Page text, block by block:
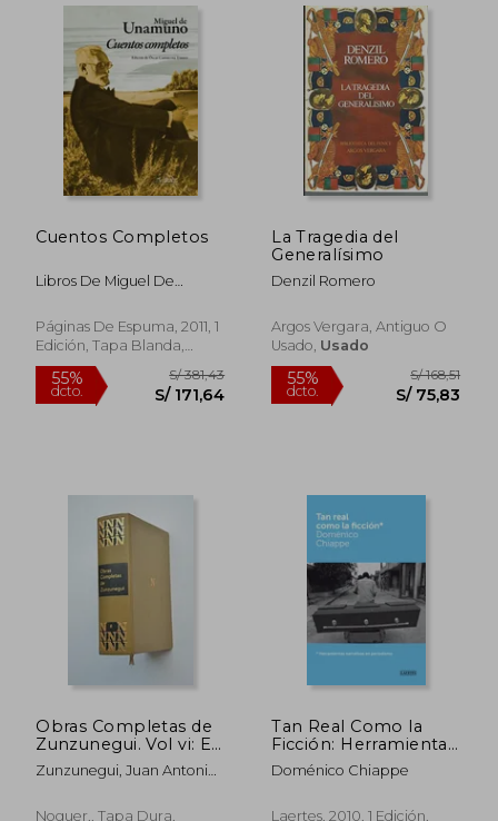
55%
dcto. S/ 82,00
55%
dcto. S/
Cuentos Completos
Libros De Miguel De
Páginas De Espuma, 2011, 1
Edición, Tapa Blanda,
Usado
La Tragedia del
Generalísimo
Denzil Romero
Argos Vergara, Antiguo O
Usado, Usado
Obras Completas de
Zunzunegui. Vol vi: El
Hijo Hecho a Contrata
/ una Mujer Sobre la
Edicion)
Zunzunegui, Juan Antonio
Noguer,, Tapa Dura,
Tan Real Como la
Ficción: Herramientas
Narrativas en
Periodismo
Doménico Chiappe
Laertes, 2010, 1 Edición,